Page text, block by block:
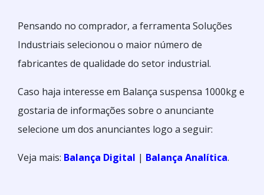
Pensando no comprador, a ferramenta Soluções
Industriais selecionou o maior número de
fabricantes de qualidade do setor industrial.
Caso haja interesse em Balança suspensa 1000kg e
gostaria de informações sobre o anunciante
selecione um dos anunciantes logo a seguir:
Veja mais: Balança Digital | Balança Analítica.